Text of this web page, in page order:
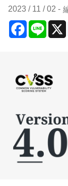
2023 / 11 / 02
Facebook
Line